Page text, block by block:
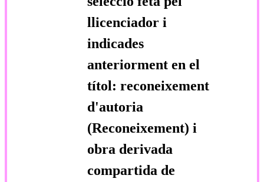
llicenciador i
indicades
anteriorment en el
títol: reconeixement
d'autoria
(Reconeixement) i
obra derivada
compartida de